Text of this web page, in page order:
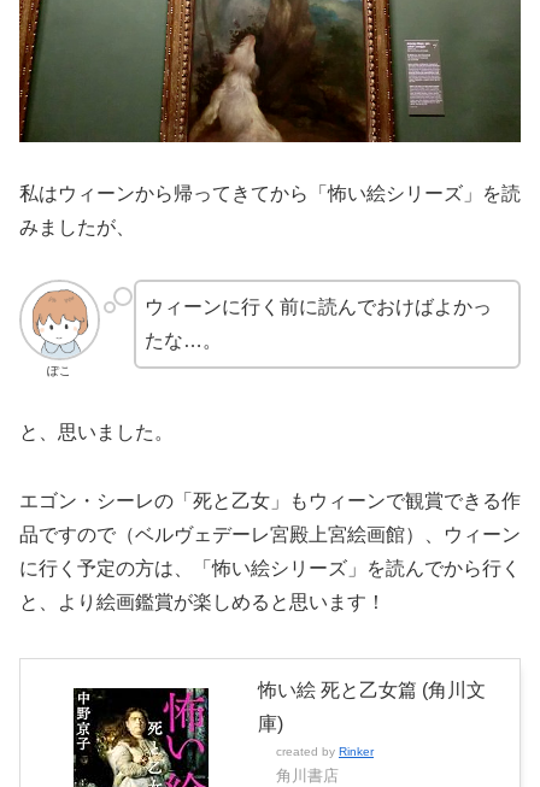
私はウィーンから帰ってきてから「怖い絵シリーズ」を読
みましたが、
ぽこ
ウィーンに行く前に読んでおけばよかっ
たな…。
と、思いました。
エゴン・シーレの「死と乙女」もウィーンで観賞できる作
品ですので（ベルヴェデーレ宮殿上宮絵画館）、ウィーン
に行く予定の方は、「怖い絵シリーズ」を読んでから行く
と、より絵画鑑賞が楽しめると思います！
怖い絵 死と乙女篇 (角川文
庫)
created by Rinker
角川書店